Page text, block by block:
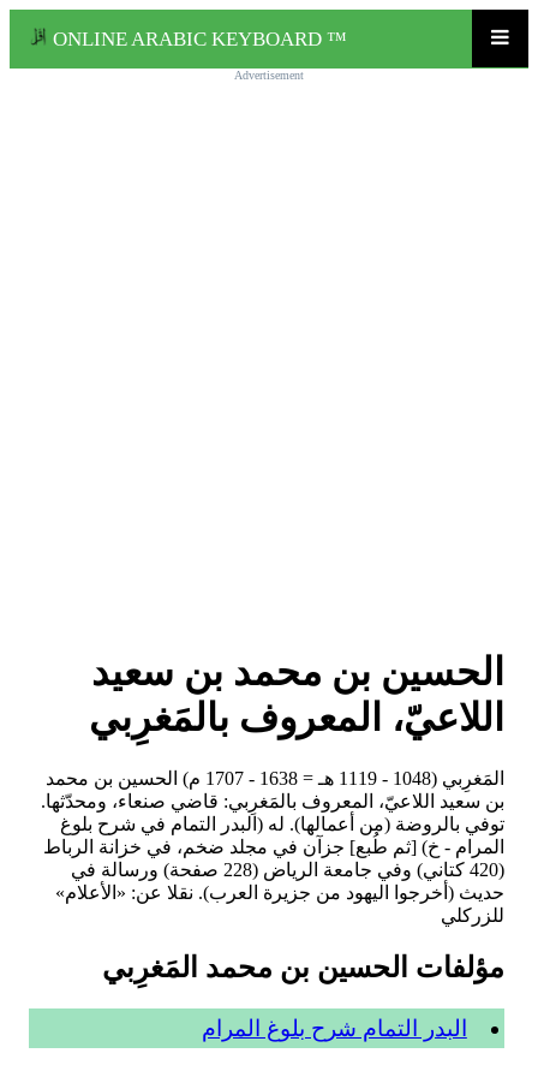
ONLINE ARABIC KEYBOARD ™
Advertisement
الحسين بن محمد بن سعيد
اللاعيّ، المعروف بالمَغرِبي
المَغرِبي (1048 - 1119 هـ = 1638 - 1707 م) الحسين بن محمد
بن سعيد اللاعيّ، المعروف بالمَغرِبي: قاضي صنعاء، ومحدّثها.
توفي بالروضة (من أعمالها). له (البدر التمام في شرح بلوغ
المرام - خ) [ثم طُبع] جزآن في مجلد ضخم، في خزانة الرباط
(420 كتاني) وفي جامعة الرياض (228 صفحة) ورسالة في
حديث (أخرجوا اليهود من جزيرة العرب). نقلا عن: «الأعلام»
للزركلي
مؤلفات الحسين بن محمد المَغرِبي
البدر التمام شرح بلوغ المرام